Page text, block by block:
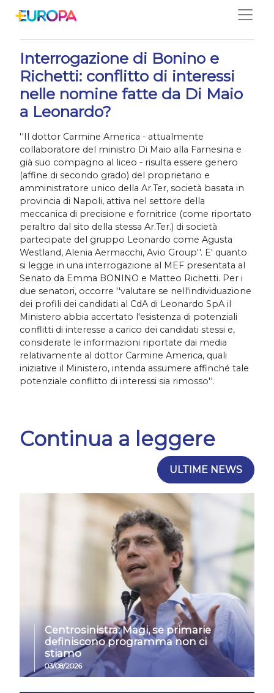
24/04/2020
Interrogazione di Bonino e
Richetti: conflitto di interessi
nelle nomine fatte da Di Maio
a Leonardo?
''Il dottor Carmine America - attualmente
collaboratore del ministro Di Maio alla Farnesina e
già suo compagno al liceo - risulta essere genero
(affine di secondo grado) del proprietario e
amministratore unico della Ar.Ter, società basata in
provincia di Napoli, attiva nel settore della
meccanica di precisione e fornitrice (come riportato
peraltro dal sito della stessa Ar.Ter.) di società
partecipate del gruppo Leonardo come Agusta
Westland, Alenia Aermacchi, Avio Group''. E' quanto
si legge in una interrogazione al MEF presentata al
Senato da Emma BONINO e Matteo Richetti. Per i
due senatori, occorre ''valutare se nell'individuazione
dei profili dei candidati al CdA di Leonardo SpA il
Ministero abbia accertato l'esistenza di potenziali
conflitti di interesse a carico dei candidati stessi e,
considerate le informazioni riportate dai media
relativamente al dottor Carmine America, quali
iniziative il Ministero, intenda assumere affinché tale
potenziale conflitto di interessi sia rimosso''.
Continua a leggere
ULTIME NEWS
Centrosinistra: Magi, se primarie
definiscono programma non ci
stiamo
03/08/2026